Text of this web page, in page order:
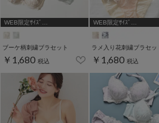
WEB限定ｻｲｽﾞ
ブーケ柄刺繍ブラセット
￥1,680 税込
WEB限定ｻｲｽﾞ
ラメ入り花刺繍ブラセッ
￥1,680 税込